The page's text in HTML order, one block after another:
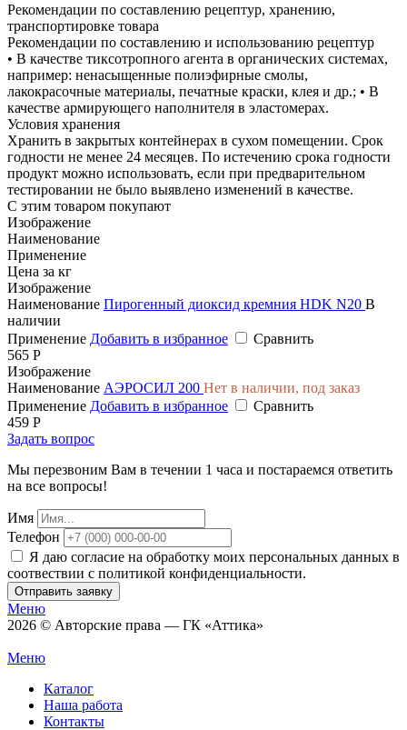
Рекомендации по составлению рецептур, хранению,
транспортировке товара
Рекомендации по составлению и использованию рецептур
• В качестве тиксотропного агента в органических системах,
например: ненасыщенные полиэфирные смолы,
лакокрасочные материалы, печатные краски, клея и др.; • В
качестве армирующего наполнителя в эластомерах.
Условия хранения
Хранить в закрытых контейнерах в сухом помещении. Срок
годности не менее 24 месяцев. По истечению срока годности
продукт можно использовать, если при предварительном
тестировании не было выявлено изменений в качестве.
С этим товаром покупают
Изображение
Наименование
Применение
Цена за кг
Изображение
Наименование Пирогенный диоксид кремния HDK N20 В
наличии
Применение Добавить в избранное
Сравнить
565 Р
Изображение
Наименование АЭРОСИЛ 200 Нет в наличии, под заказ
Применение Добавить в избранное
Сравнить
459 Р
Задать вопрос
Мы перезвоним Вам в течении 1 часа и постараемся ответить
на все вопросы!
Имя
Телефон
Я даю согласие на обработку моих персональных данных в
соотвествии с политикой конфиденциальности.
Отправить заявку
Меню
2026 © Авторские права — ГК «Аттика»
Меню
Каталог
Наша работа
Контакты